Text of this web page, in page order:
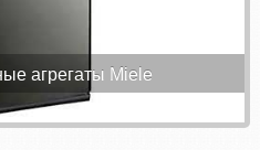
агрегаты Miele